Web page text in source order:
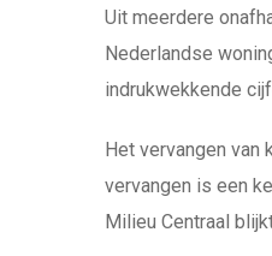
Uit meerdere
Nederlandse
indrukwekkende
Het vervangen van
vervangen is een
Milieu Centraal